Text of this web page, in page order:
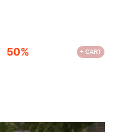
50% + CART